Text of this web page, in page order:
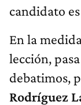
candidato
En la
lección,
debatimos,
Rodríguez